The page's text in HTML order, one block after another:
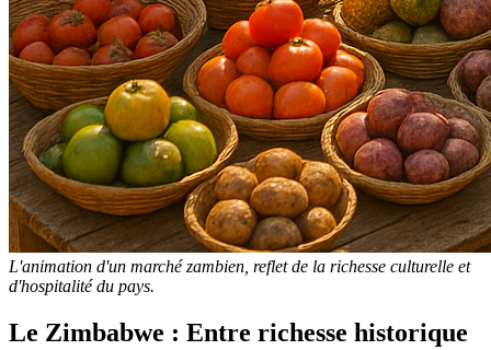
L'animation d'un marché zambien, reflet de la richesse culturelle et
d'hospitalité du pays.
Le Zimbabwe : Entre richesse historique